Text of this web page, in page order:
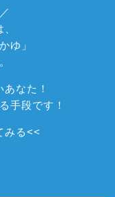
ゆ」
なた！
手段です！
みる<<